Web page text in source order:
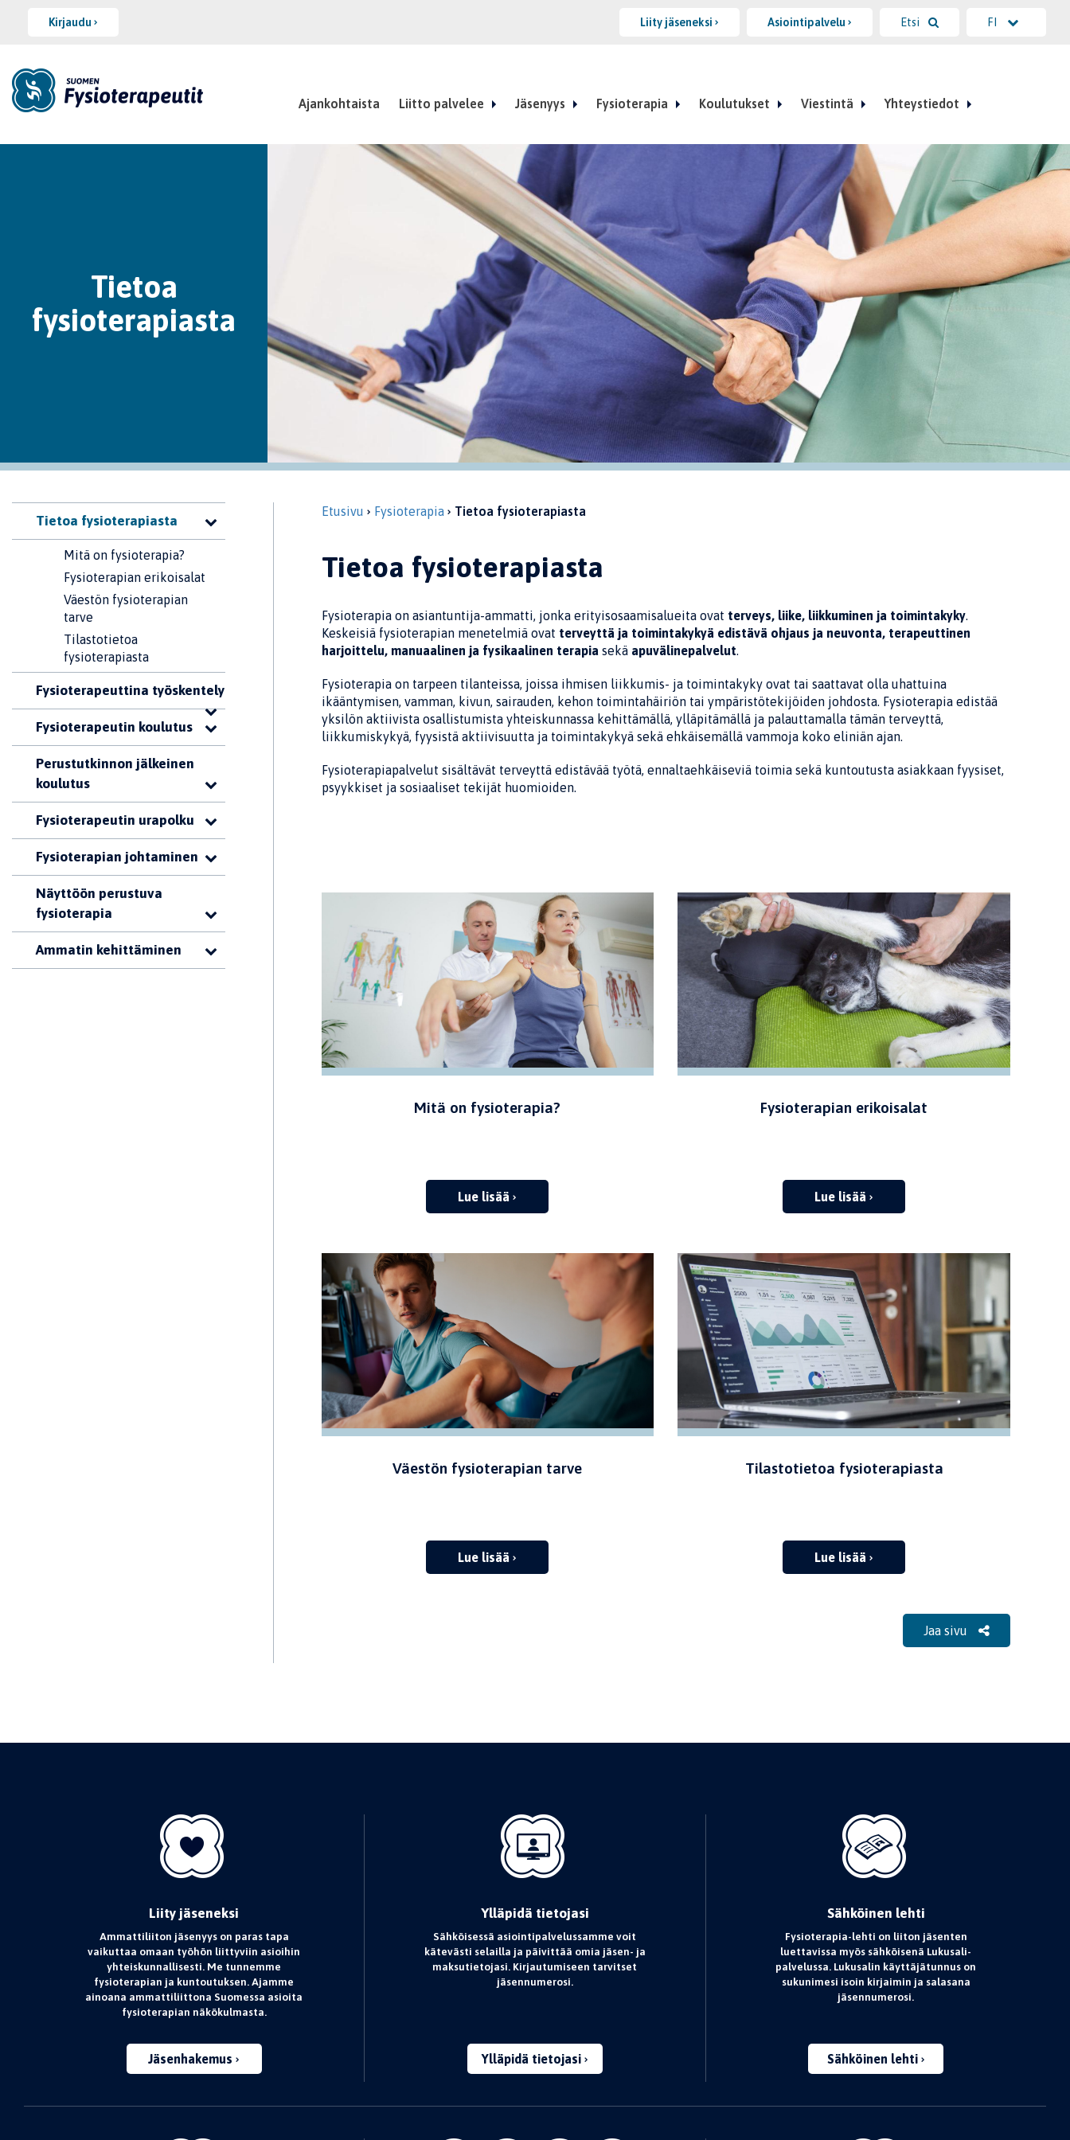
Kirjaudu Liity jäseneksi Asiointipalvelu Etsi FI
Ajankohtaista Liitto palvelee Jäsenyys Fysioterapia Koulutukset Viestintä Yhteystiedot
Tietoa
fysioterapiasta
Tietoa fysioterapiasta
Mitä on fysioterapia?
Fysioterapian erikoisalat
Väestön fysioterapian
tarve
Tilastotietoa
fysioterapiasta
Fysioterapeuttina työskentely
Fysioterapeutin koulutus
Perustutkinnon jälkeinen
koulutus
Fysioterapeutin urapolku
Fysioterapian johtaminen
Näyttöön perustuva
fysioterapia
Ammatin kehittäminen
Etusivu Fysioterapia Tietoa fysioterapiasta
Tietoa fysioterapiasta
Fysioterapia on asiantuntija-ammatti, jonka erityisosaamisalueita ovat terveys, liike, liikkuminen ja toimintakyky.
Keskeisiä fysioterapian menetelmiä ovat terveyttä ja toimintakykyä edistävä ohjaus ja neuvonta, terapeuttinen
harjoittelu, manuaalinen ja fysikaalinen terapia sekä apuvälinepalvelut.
Fysioterapia on tarpeen tilanteissa, joissa ihmisen liikkumis- ja toimintakyky ovat tai saattavat olla uhattuina
ikääntymisen, vamman, kivun, sairauden, kehon toimintahäiriön tai ympäristötekijöiden johdosta. Fysioterapia edistää
yksilön aktiivista osallistumista yhteiskunnassa kehittämällä, ylläpitämällä ja palauttamalla tämän terveyttä,
liikkumiskykyä, fyysistä aktiivisuutta ja toimintakykyä sekä ehkäisemällä vammoja koko eliniän ajan.
Fysioterapiapalvelut sisältävät terveyttä edistävää työtä, ennaltaehkäiseviä toimia sekä kuntoutusta asiakkaan fyysiset,
psyykkiset ja sosiaaliset tekijät huomioiden.
Mitä on fysioterapia?
Lue lisää
Fysioterapian erikoisalat
Lue lisää
Väestön fysioterapian tarve
Lue lisää
Tilastotietoa fysioterapiasta
Lue lisää
Jaa sivu
Liity jäseneksi
Ammattiliiton jäsenyys on paras tapa
vaikuttaa omaan työhön liittyviin asioihin
yhteiskunnallisesti. Me tunnemme
fysioterapian ja kuntoutuksen. Ajamme
ainoana ammattiliittona Suomessa asioita
fysioterapian näkökulmasta.
Jäsenhakemus
Ylläpidä tietojasi
Sähköisessä asiointipalvelussamme voit
kätevästi selailla ja päivittää omia jäsen- ja
maksutietojasi. Kirjautumiseen tarvitset
jäsennumerosi.
Ylläpidä tietojasi
Sähköinen lehti
Fysioterapia-lehti on liiton jäsenten
luettavissa myös sähköisenä Lukusali-
palvelussa. Lukusalin käyttäjätunnus on
sukunimesi isoin kirjaimin ja salasana
jäsennumerosi.
Sähköinen lehti